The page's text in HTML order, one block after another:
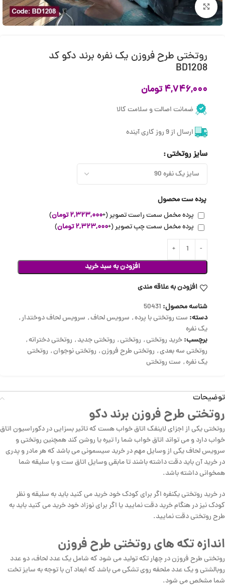
بزرگنمایی تصویر
روتختی طرح فروزن یک نفره برند دکو کد
BD1208
۴,۷۴۶,۰۰۰تومان
ضمانت اصالت و سلامت کالا
ارسال از 9 روز کاری آینده
سایز روتختی
پرده ست محصول
پرده مخمل سمت راست تصویر(+۲,۳۲۳,۰۰۰تومان)
پرده مخمل سمت چپ تصویر(+۲,۳۲۳,۰۰۰تومان)
افزودن به سبد خرید
افزودن به علاقه مندی
شناسه محصول: 50431
دسته: ست روتختی با پرده, سرویس لحاف, سرویس لحاف دوختدار,
یک نفره
برچسب:خرید روتختی, روتختی, روتختی جدید, روتختی دخترانه,
روتختی سه بعدی, روتختی طرح فروزن, روتختی نوجوان, روتختی
یک نفره, ست روتختی
توضیحات
روتختی طرح فروزن برند دکو
روتختی یکی از اجزای لاینفک اتاق خواب هست که تاثیر بسزایی در دکوراسیون اتاق
خواب دارد و می تواند اتاق خواب شما را تیره یا روشن کند همچنین روتختی و
سرویس لحاف یکی از وسایل مهم در خرید سیسمونی می باشد که هر مادر و پدری
در خرید آن باید دقت داشته باشند تا مابقی وسایل اتاق ست و با سلیقه شما
همخوانی داشته باشد.
در خرید روتختی یکنفره اگر برای کودک خود خرید می کنید باید به سلیقه و نظر
کودک نیز در هنگام خرید دقت نمایید یا اگر برای نوزاد خود خرید می کنید باید به
طرح روتختی دقت نمایید.
اندازه تکه های روتختی طرح فروزن
روتختی طرح فروزن در چهار تکه تولید می شود که شامل یک عدد لحاف، دو عدد
روبالشتی و یک عدد ملحفه روی تشکی می باشد که ابعاد آن با توجه به سایز تخت
شما مشخص می شود.